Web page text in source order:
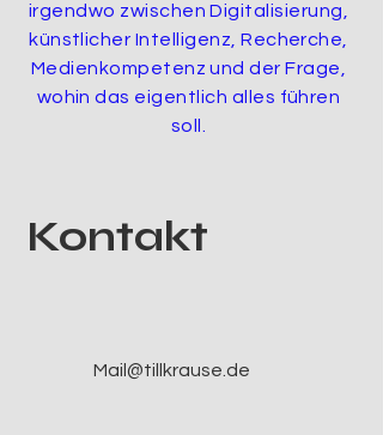
irgendwo zwischen Digitalisierung,
künstlicher Intelligenz, Recherche,
Medienkompetenz und der Frage,
wohin das eigentlich alles führen
soll.
Kontakt
Mail@tillkrause.de